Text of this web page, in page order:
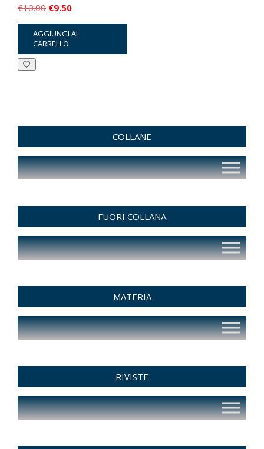
€10.00 Il
prezzo
originale
era:
€9.50Il
prezzo
attuale
è:
AGGIUNGI AL
CARRELLO
COLLANE
FUORI COLLANA
MATERIA
RIVISTE